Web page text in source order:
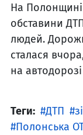
На Полонщині
обставини
людей.
сталася
на
Теги: ДТП
Полонська